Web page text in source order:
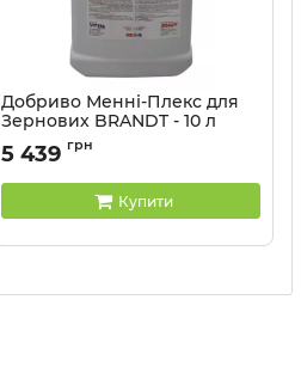
Добриво Менні-Плекс для
Зернових BRANDT - 10 л
Артикул: 3203085
5 439 грн
Купити